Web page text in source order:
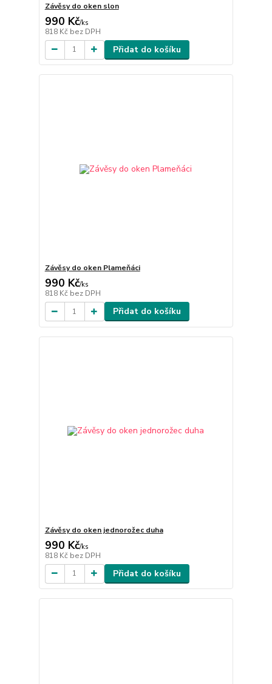
Závěsy do oken slon
990 Kč/ks
818 Kč bez DPH
Přidat do košíku
Závěsy do oken Plameňáci
990 Kč/ks
818 Kč bez DPH
Přidat do košíku
Závěsy do oken jednorožec duha
990 Kč/ks
818 Kč bez DPH
Přidat do košíku